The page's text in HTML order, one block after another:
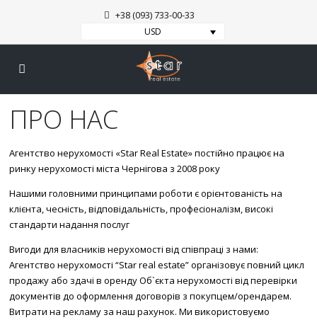
+38 (093) 733-00-33
USD
ПРО НАС
Агентство нерухомості «Star Real Estate» постійно працює на
ринку нерухомості міста Чернігова з 2008 року
Нашими головними принципами роботи є орієнтованість на
клієнта, чесність, відповідальність, професіоналізм, високі
стандарти надання послуг
Вигоди для власників нерухомості від співпраці з нами:
Агентство нерухомості “Star real estate” організовує повний цикл
продажу або здачі в оренду Об`єкта нерухомості від перевірки
документів до оформлення договорів з покупцем/орендарем.
Витрати на рекламу за наш рахунок. Ми використовуємо